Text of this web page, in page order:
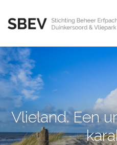
Vlieland. Een